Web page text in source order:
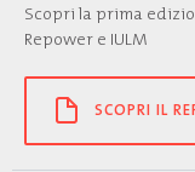
Scopri la prima
Repower e IULM
SCOPRI IL